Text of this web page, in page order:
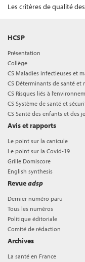
Les critères de qualité
HCSP
Présentation
Collège
CS Maladies infectieuses et
CS Déterminants de santé
CS Risques liés à
CS Système de santé et
CS Santé des enfants et
Avis et rapports
Le point sur la canicule
Le point sur la Covid-19
Grille Domiscore
English synthesis
Revueadsp
Dernier numéro paru
Tous les numéros
Politique éditoriale
Comité de rédaction
Archives
La santé en France